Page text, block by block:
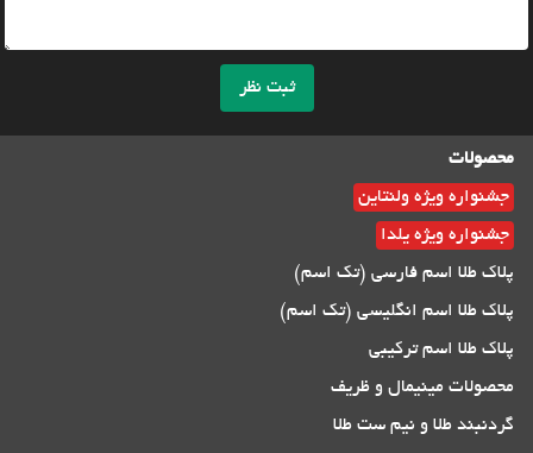
ثبت نظر
محصولات
جشنواره ویژه ولنتاین
جشنواره ویژه یلدا
پلاک طلا اسم فارسی (تک اسم)
پلاک طلا اسم انگلیسی (تک اسم)
پلاک طلا اسم ترکیبی
محصولات مینیمال و ظریف
گردنبند طلا و نیم ست طلا